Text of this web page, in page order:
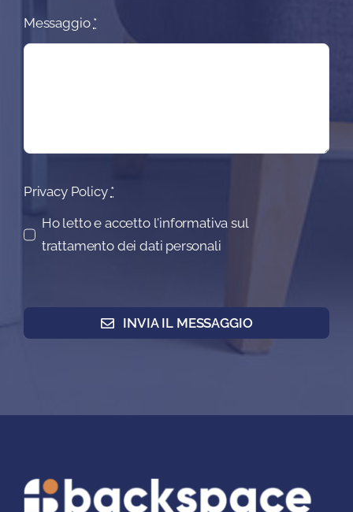
Messaggio *
Privacy Policy *
Ho letto e accetto l'informativa sul
trattamento dei dati personali
INVIA IL MESSAGGIO